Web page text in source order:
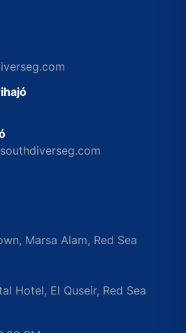
Marsa Alam, Red Sea
Hotel, El Quseir, Red Sea